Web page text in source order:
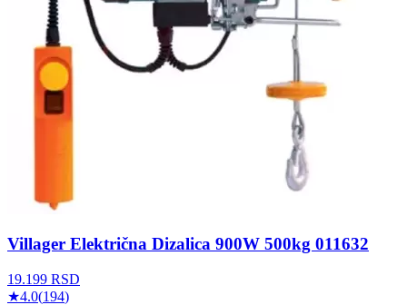
Villager Električna Dizalica 900W 500kg 011632
19.199 RSD
★4.0(194)